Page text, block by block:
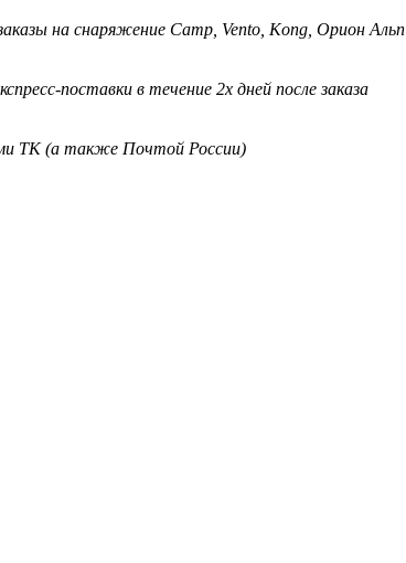
на снаряжение Camp, Vento, Kong, Орион Альп
поставки в течение 2х дней после заказа
ТК (а также Почтой России)